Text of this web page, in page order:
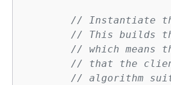
// Instantiate
// This builds
// which means
// that the client
// algorithm